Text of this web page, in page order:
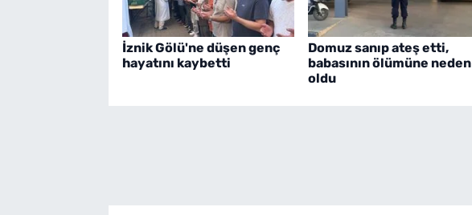
İznik Gölü'ne düşen genç
hayatını kaybetti
Domuz sanıp ateş etti,
babasının ölümüne neden
oldu